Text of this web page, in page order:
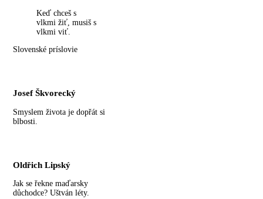
Keď chceš s
vlkmi žiť, musiš s
vlkmi viť.
Slovenské príslovie
Josef Škvorecký
Smyslem života je dopřát si
blbosti.
Oldřich Lipský
Jak se řekne maďarsky
důchodce? Uštván léty.